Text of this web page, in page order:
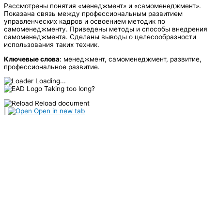
Рассмотрены понятия «менеджмент» и «самоменеджмент».
Показана связь между профессиональным развитием
управленческих кадров и освоением методик по
самоменеджменту. Приведены методы и способы внедрения
самоменеджмента. Сделаны выводы о целесообразности
использования таких техник.
Ключевые слова: менеджмент, самоменеджмент, развитие,
профессиональное развитие.
Loading...
Taking too long?
Reload document
Open in new tab